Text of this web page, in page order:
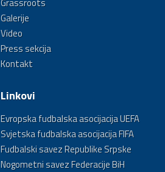
Galerije
Video
Press sekcija
Kontakt
Linkovi
Evropska fudbalska asocijacija UEFA
Svjetska fudbalska asocijacija FIFA
Fudbalski savez Republike Srpske
Nogometni savez Federacije BiH